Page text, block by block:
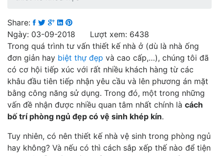
Share:
Ngày: 03-09-2018 Lượt xem: 6438
Trong quá trình tư vấn thiết kế nhà ở (dù là nhà ống
đơn giản hay biệt thự đẹp và cao cấp,…), chúng tôi đã
có cơ hội tiếp xúc với rất nhiều khách hàng từ các
khâu đầu tiên tiếp nhận yêu cầu và lên phương án mặt
bằng công năng sử dụng. Trong đó, một trong những
vấn đề nhận được nhiều quan tâm nhất chính là cách
bố trí phòng ngủ đẹp có vệ sinh khép kín.
Tuy nhiên, có nên thiết kế nhà vệ sinh trong phòng ngủ
hay không? Và nếu có thì cách sắp xếp thế nào để tiện